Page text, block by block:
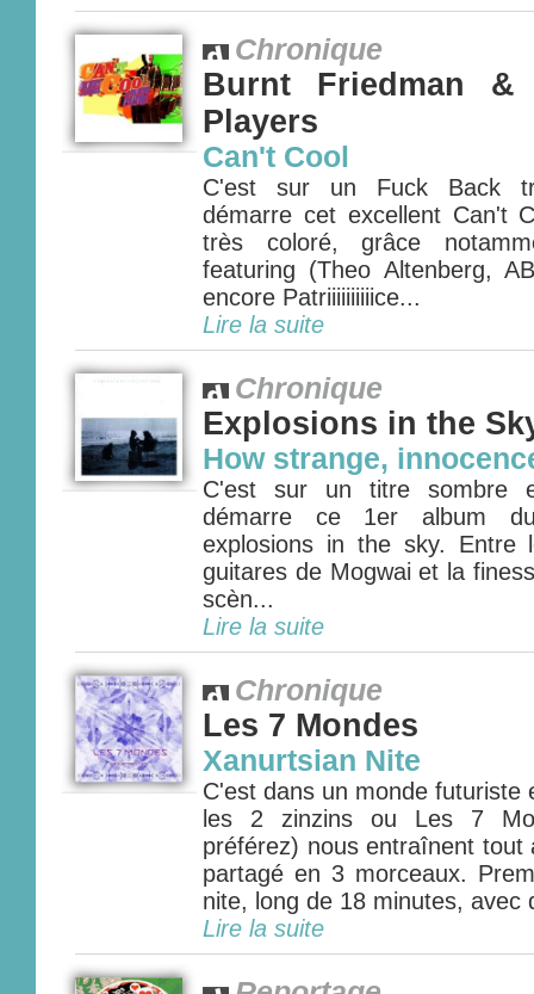
Chronique
Burnt Friedman
Players
Can't Cool
C'est sur un Fuck Back
démarre cet excellent Can't
très coloré, grâce
featuring (Theo Altenberg,
encore Patriiiiiiiiiice...
Lire la suite
Chronique
Explosions in the
How strange,
C'est sur un titre sombre
démarre ce 1er album
explosions in the sky. Entre
guitares de Mogwai et la
scèn...
Lire la suite
Chronique
Les 7 Mondes
Xanurtsian Nite
C'est dans un monde futuriste
les 2 zinzins ou Les 7
préférez) nous entraînent tout
partagé en 3 morceaux.
nite, long de 18 minutes, avec
Lire la suite